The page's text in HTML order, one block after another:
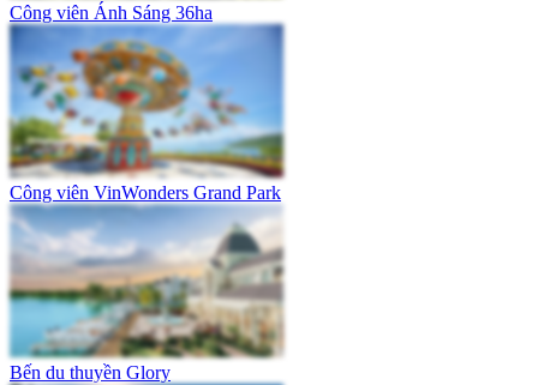
Công viên Ánh Sáng 36ha
Công viên VinWonders Grand Park
Bến du thuyền Glory